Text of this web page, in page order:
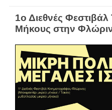
1ο Διεθνές
Μήκους στην